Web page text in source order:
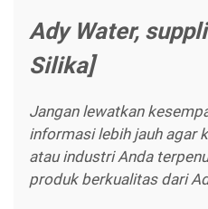
Ady Water,
Silika]
Jangan lewatkan
informasi lebih jauh agar
atau industri Anda
produk berkualitas dari